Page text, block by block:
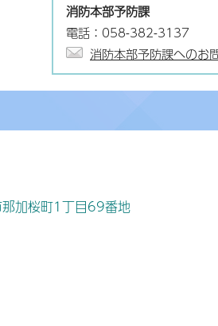
消防本部予防課
電話：058-382-3137
消防本部予防課へのお
加桜町1丁目69番地